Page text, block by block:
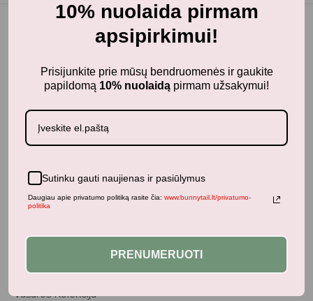
BunnyTail– vaikiškų prekių krautuvėlė, kurioje rasite
kokybiškus ir stilingus daiktus savo vaikams!
Parduotuvė
Aksesuarai
Apranga
Vasaros Kolekcija
10% nuolaida pirmam
apsipirkimui!
Prisijunkite prie mūsų bendruomenės ir gaukite
papildomą 10% nuolaidą pirmam užsakymui!
Sutinku gauti naujienas ir pasiūlymus
Daugiau apie privatumo politiką rasite čia: www.bunnytail.lt/privatumo-
politika
PRENUMERUOTI